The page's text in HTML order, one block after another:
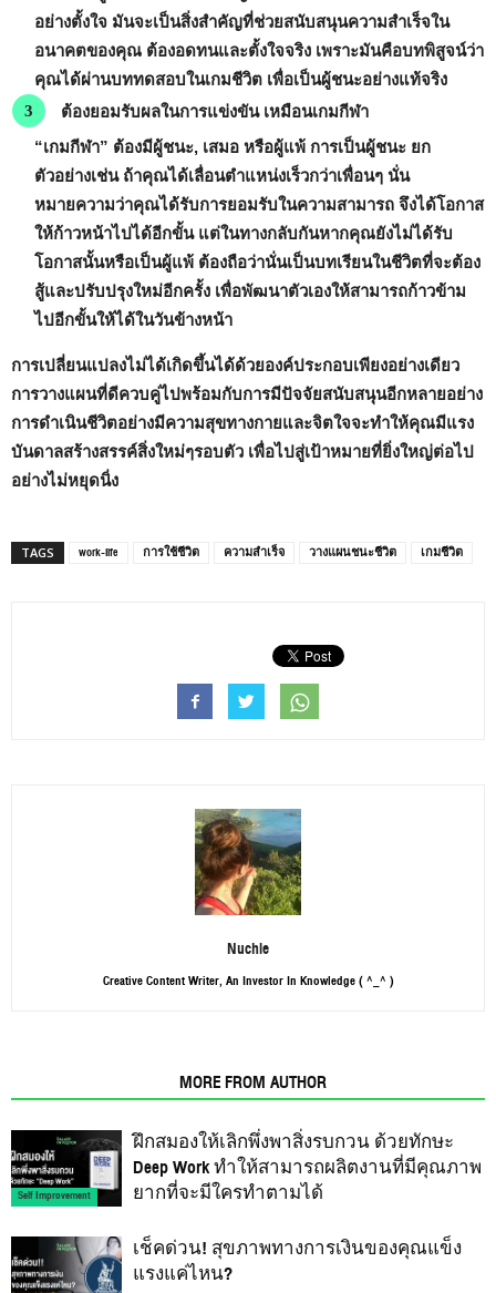
อย่างตั้งใจ มันจะเป็นสิ่งสำคัญที่ช่วยสนับสนุนความสำเร็จใน
อนาคตของคุณ ต้องอดทนและตั้งใจจริง เพราะมันคือบทพิสูจน์ว่า
คุณได้ผ่านบททดสอบในเกมชีวิต เพื่อเป็นผู้ชนะอย่างแท้จริง
ต้องยอมรับผลในการแข่งขัน เหมือนเกมกีฬา
“เกมกีฬา” ต้องมีผู้ชนะ, เสมอ หรือผู้แพ้ การเป็นผู้ชนะ ยก
ตัวอย่างเช่น ถ้าคุณได้เลื่อนตำแหน่งเร็วกว่าเพื่อนๆ นั่น
หมายความว่าคุณได้รับการยอมรับในความสามารถ จึงได้โอกาส
ให้ก้าวหน้าไปได้อีกขั้น แต่ในทางกลับกันหากคุณยังไม่ได้รับ
โอกาสนั้นหรือเป็นผู้แพ้ ต้องถือว่านั่นเป็นบทเรียนในชีวิตที่จะต้อง
สู้และปรับปรุงใหม่อีกครั้ง เพื่อพัฒนาตัวเองให้สามารถก้าวข้าม
ไปอีกขั้นให้ได้ในวันข้างหน้า
การเปลี่ยนแปลงไม่ได้เกิดขึ้นได้ด้วยองค์ประกอบเพียงอย่างเดียว
การวางแผนที่ดีควบคู่ไปพร้อมกับการมีปัจจัยสนับสนุนอีกหลายอย่าง
การดำเนินชีวิตอย่างมีความสุขทางกายและจิตใจจะทำให้คุณมีแรง
บันดาลสร้างสรรค์สิ่งใหม่ๆรอบตัว เพื่อไปสู่เป้าหมายที่ยิ่งใหญ่ต่อไป
อย่างไม่หยุดนิ่ง
TAGS work-life การใช้ชีวิต ความสำเร็จ วางแผนชนะชีวิต เกมชีวิต
Nuchie
Creative Content Writer, An Investor In Knowledge ( ^_^ )
MORE FROM AUTHOR
Self Improvement
ฝึกสมองให้เลิกพึ่งพาสิ่งรบกวน ด้วยทักษะ
Deep Work ทำให้สามารถผลิตงานที่มีคุณภาพ
ยากที่จะมีใครทำตามได้
เช็คด่วน! สุขภาพทางการเงินของคุณแข็ง
แรงแค่ไหน?